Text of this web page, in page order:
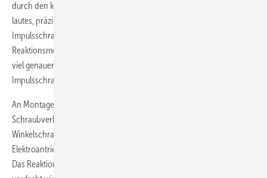
durch den kupplungslosen Abwürgeschrauber ersetzt, ein weniger
lautes, präziseres Werkzeug. In den achtziger Jahren kam dann der
Impulsschrauber auf den Markt. Dieser überträgt praktisch kein
Reaktionsmoment mehr auf die Hand und ist deutlich leiser und sehr
viel genauer als ein Schlagschrauber. So gewannen und gewinnen
Impulsschrauber immer mehr Marktanteile.
An Montagelinien, wo immer wieder die gleichen
Schraubverbindungen anzuziehen sind, werden häufig
Winkelschrauber eingesetzt – sowohl mit Druckluft- als auch
Elektroantrieb. Sie werden vorzugsweise mit beiden Händen geführt.
Das Reaktionsmoment „zieht“ eher am Arm als dass das Handgelenk